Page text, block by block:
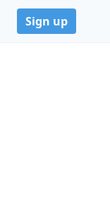
Sign up